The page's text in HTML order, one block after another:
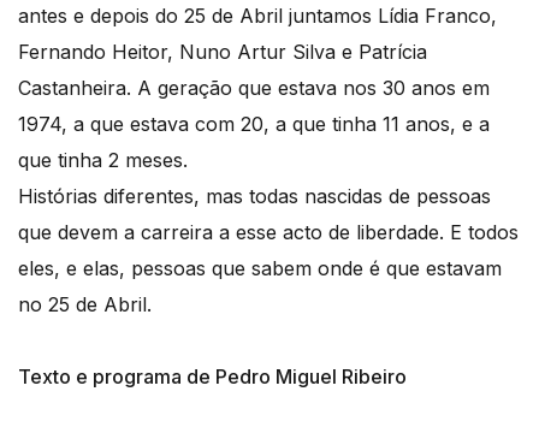
antes e depois do 25 de Abril juntamos Lídia Franco,
Fernando Heitor, Nuno Artur Silva e Patrícia
Castanheira. A geração que estava nos 30 anos em
1974, a que estava com 20, a que tinha 11 anos, e a
que tinha 2 meses.
Histórias diferentes, mas todas nascidas de pessoas
que devem a carreira a esse acto de liberdade. E todos
eles, e elas, pessoas que sabem onde é que estavam
no 25 de Abril.
Texto e programa de Pedro Miguel Ribeiro